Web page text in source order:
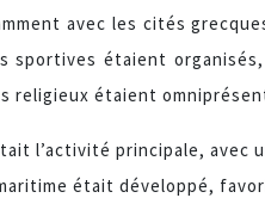
avec les cités
sportives étaient
religieux étaient
l’activité principale, avec
était développé,